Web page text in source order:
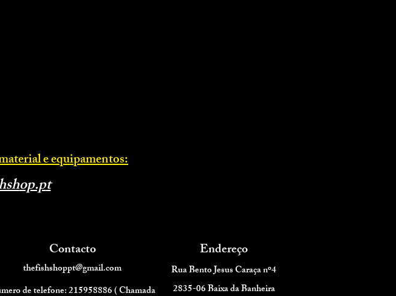
e equipamentos:
op.pt
Contacto Endereço
thefishshoppt@gmail.com
de telefone: 215958886 ( Chamada
Rua Bento Jesus Caraça nº4
2835-06 Baixa da Banheira